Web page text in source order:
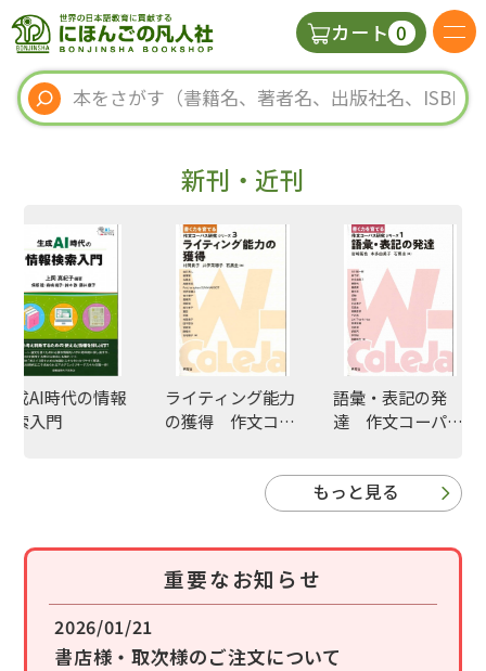
カート 0
日本語の教科書
教師用参考書
新
ご
新刊・近刊
AI時代の情報
入門
ライティング能力
の獲得 作文コー
語彙・表記の発
達 作文コーパス
もっと見る
重要なお知らせ
2026/01/21
書店様・取次様のご注文について